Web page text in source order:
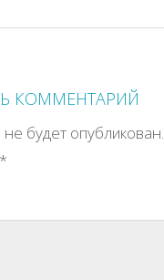
КОММЕНТАРИЙ
будет опубликован.
*